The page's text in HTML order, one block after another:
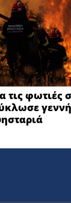
τις φωτιές